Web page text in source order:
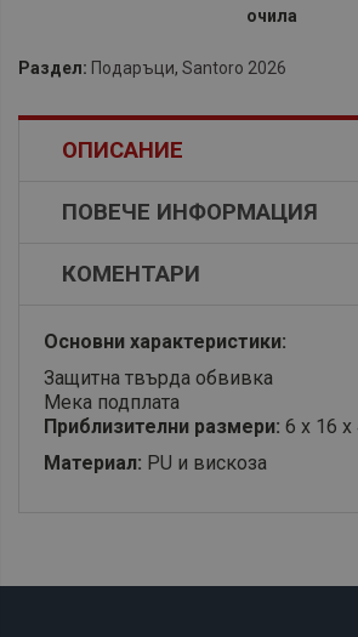
очила
Раздел: Подаръци, Santoro 2026
ОПИСАНИЕ
ПОВЕЧЕ ИНФОРМАЦИЯ
КОМЕНТАРИ
Основни характеристики:
Защитна твърда обвивка
Мека подплата
Приблизителни размери: 6 x 16 x
Материал: PU и вискоза